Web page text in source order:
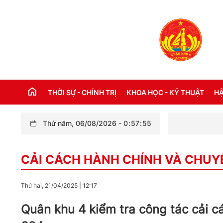
THỜI SỰ - CHÍNH TRỊ
THỜI SỰ QUỐC TẾ
KỶ NIỆM 110 NĂM NGÀY BÁC HỒ RA ĐI
KHOA HỌC - KỸ THUẬT
Thứ năm, 06/08/2026 -0:57:57
CẢI CÁCH HÀNH CHÍNH VÀ
Thứ hai, 21/04/2025 12:17
Quân khu 4 kiểm tra công tác cải